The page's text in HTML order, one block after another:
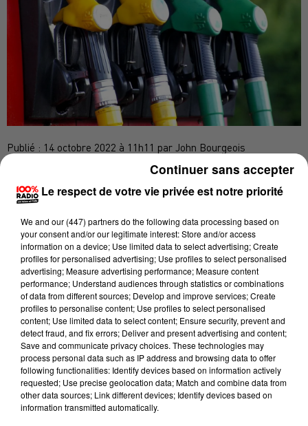
Publié : 14 octobre 2022 à 11h11 par John Bourgeois
"Une évolution positive",
c'est ce que note la préfecture
des Pyrénées-Orientales sur la situation de la pénurie
de carburant en pays catalan. Depuis 12 heures ce
vendredi 14 octobre, la limitation de la vente
d'essence et de gazole a pris fin, comme la mesure
des files prioritaires dans les stations-service.
40 stations encore en rupture totale ou partielle
Il est donc possible de faire le plein désormais dans
toutes les stations-services disponibles des Pyrénées-
Orientales. Jusqu'à la mi journée, les véhicules légers
ne pouvaient remplir leur réservoir de 30 litres
Le respect de votre vie privée est notre priorité
We and our (447) partnersdo the following data processing based on
your consent and/or our legitimate interest: Store and/or access
information on a device; Use limited data to select advertising; Create
profiles for personalised advertising; Use profiles to select personalised
advertising; Measure advertising performance; Measure content
performance; Understand audiences through statistics or combinations
of data from different sources; Develop and improve services; Create
profiles to personalise content; Use profiles to select personalised
content; Use limited data to select content; Ensure security, prevent and
detect fraud, and fix errors; Deliver and present advertising and content;
Save and communicate privacy choices. These technologies may
process personal data such as IP address and browsing data to offer
following functionalities: Identify devices based on information actively
requested; Use precise geolocation data; Match and combine data from
other data sources; Link different devices; Identify devices based on
information transmitted automatically.
Continuer sans accepter